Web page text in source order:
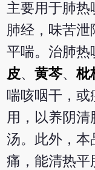
主要用于肺热
肺经，味苦
平喘。治肺热
皮、黄芩、枇
喘咳咽干，或
用，以养阴
汤。此外，本
痛，能清热平